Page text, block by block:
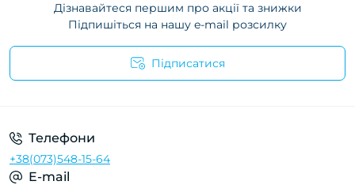
Дізнавайтеся першим про акції та знижки
Підпишіться на нашу e-mail розсилку
Підписатися
Телефони
+38(073)548-15-64
E-mail